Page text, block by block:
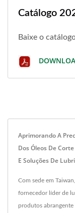
Catálogo
Baixe o
Aprimorando A
Dos Óleos De
E Soluções De
Com sede em
fornecedor líder de
produtos